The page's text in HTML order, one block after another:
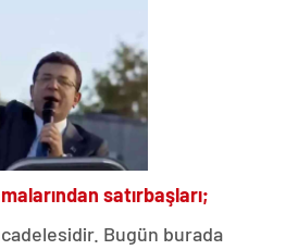
satırbaşları;
Bugün burada